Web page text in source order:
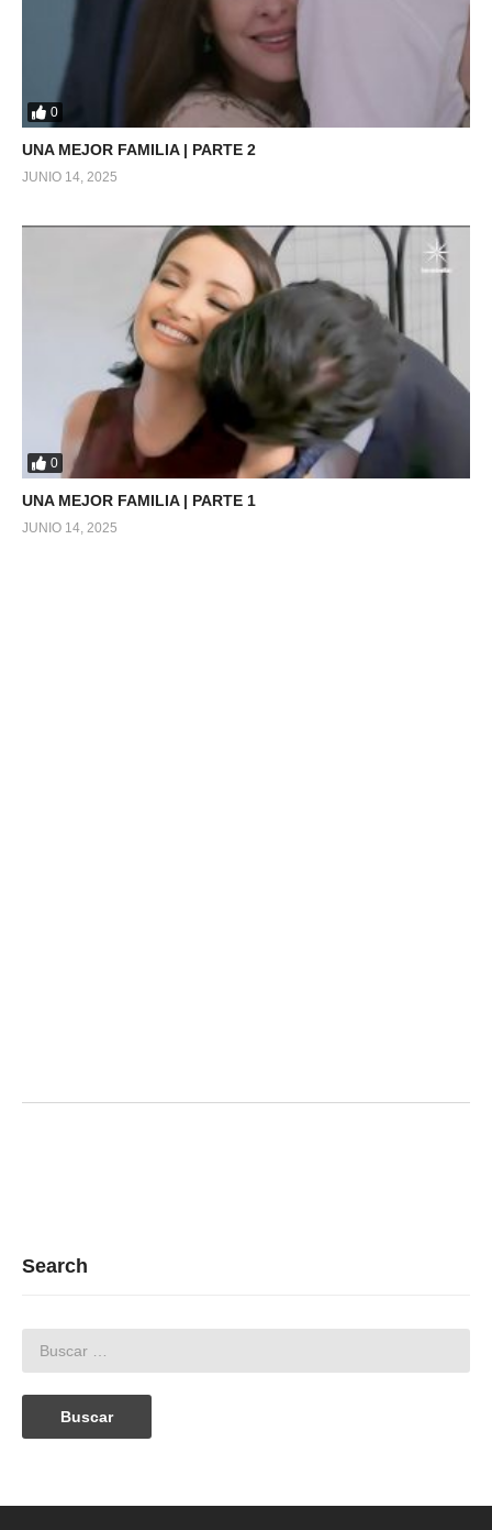
0
UNA MEJOR FAMILIA | PARTE 2
JUNIO 14, 2025
0
UNA MEJOR FAMILIA | PARTE 1
JUNIO 14, 2025
Search